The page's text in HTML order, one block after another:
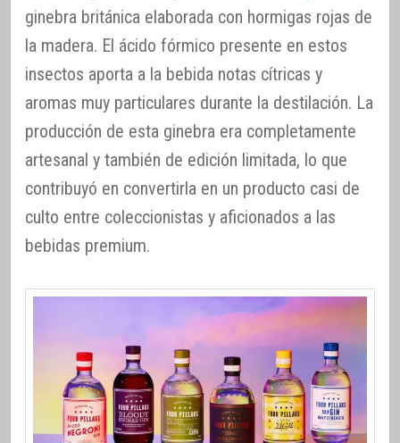
ginebra británica elaborada con hormigas rojas de
la madera. El ácido fórmico presente en estos
insectos aporta a la bebida notas cítricas y
aromas muy particulares durante la destilación. La
producción de esta ginebra era completamente
artesanal y también de edición limitada, lo que
contribuyó en convertirla en un producto casi de
culto entre coleccionistas y aficionados a las
bebidas premium.